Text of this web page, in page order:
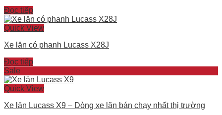
Đọc tiếp
Quick View
Xe lăn có phanh Lucass X28J
Đọc tiếp
Sale
Quick View
Xe lăn Lucass X9 – Dòng xe lăn bán chạy nhất thị trường